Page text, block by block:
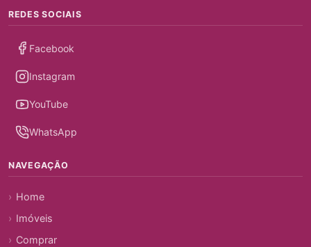
REDES SOCIAIS
Facebook
Instagram
YouTube
WhatsApp
NAVEGAÇÃO
Home
Imóveis
Comprar